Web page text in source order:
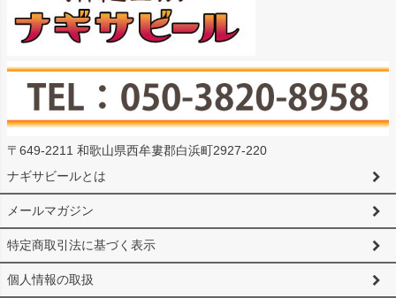
〒649-2211 和歌山県西牟婁郡白浜町2927-220
ナギサビールとは
メールマガジン
特定商取引法に基づく表示
個人情報の取扱